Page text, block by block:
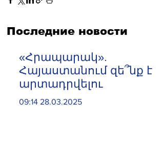
Последние новости
«Հրապարակ».
Հայաստանում զե՞նք է
արտադրվելու
09:14 28.03.2025